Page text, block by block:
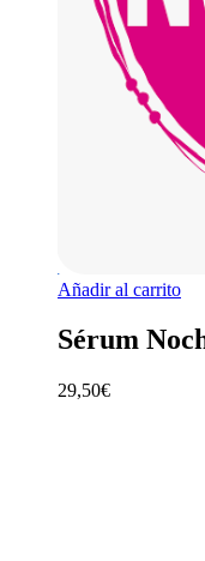
Añadir al carrito
Sérum
29,50€